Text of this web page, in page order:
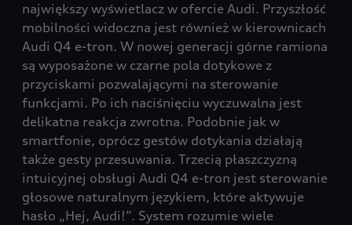
największy wyświetlacz w ofercie Audi. Przyszłość
mobilności widoczna jest również w kierownicach
Audi Q4 e-tron. W nowej generacji górne ramiona
są wyposażone w czarne pola dotykowe z
przyciskami pozwalającymi na sterowanie
funkcjami. Po ich naciśnięciu wyczuwalna jest
delikatna reakcja zwrotna. Podobnie jak w
smartfonie, oprócz gestów dotykania działają
także gesty przesuwania. Trzecią płaszczyzną
intuicyjnej obsługi Audi Q4 e-tron jest sterowanie
głosowe naturalnym językiem, które aktywuje
hasło „Hej, Audi!”. System rozumie wiele